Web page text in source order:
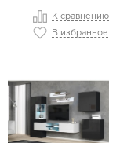
К сравнению
В избранное